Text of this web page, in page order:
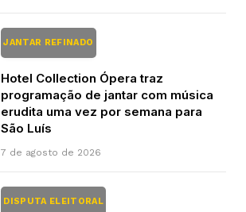
JANTAR REFINADO
Hotel Collection Ópera traz
programação de jantar com música
erudita uma vez por semana para
São Luís
7 de agosto de 2026
DISPUTA ELEITORAL